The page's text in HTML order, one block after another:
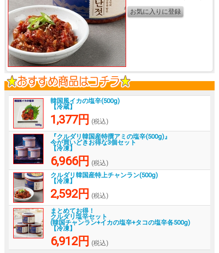
韓国風イカの塩辛(500g)
【冷蔵】
1,377円 (税込)
『クルダリ韓国産特撰アミの塩辛(500g)』
今が買いどきお得な3個セット
【冷凍】
6,966円 (税込)
クルダリ韓国産特上チャンラン(500g)
【冷凍】
2,592円 (税込)
まとめてお得！
クルダリ塩辛セット
(韓国チャンラン+イカの塩辛+タコの塩辛各500g)
【冷凍】
6,912円 (税込)